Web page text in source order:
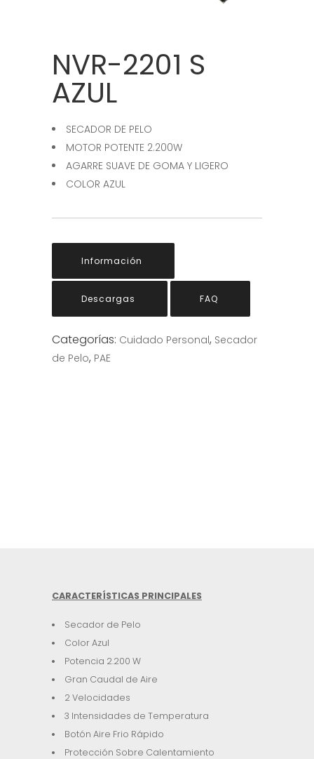
NVR-2201 S
AZUL
SECADOR DE PELO
MOTOR POTENTE 2.200W
AGARRE SUAVE DE GOMA Y LIGERO
COLOR AZUL
Información
Descargas FAQ
Categorías: Cuidado Personal, Secador
de Pelo, PAE
CARACTERÍSTICAS PRINCIPALES
Secador de Pelo
Color Azul
Potencia 2.200 W
Gran Caudal de Aire
2 Velocidades
3 Intensidades de Temperatura
Botón Aire Frio Rápido
Protección Sobre Calentamiento